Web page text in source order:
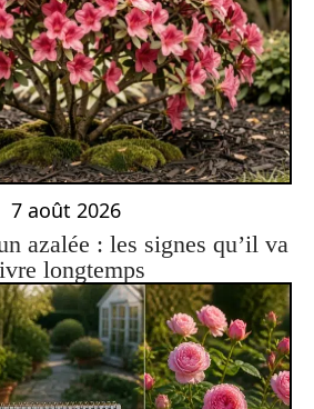
7 août 2026
azalée : les signes qu’il va
longtemps